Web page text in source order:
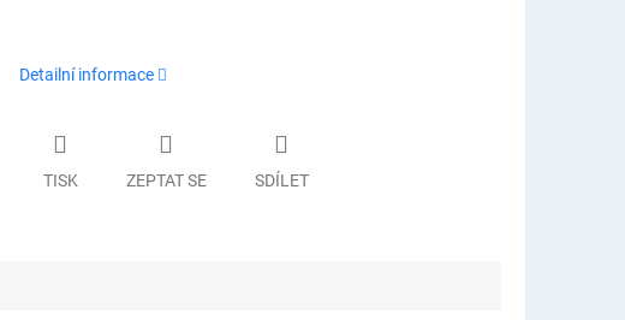
Detailní informace
TISK ZEPTAT SE SDÍLET